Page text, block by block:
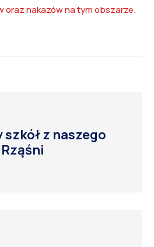
oraz nakazów na tym obszarze.
z naszego